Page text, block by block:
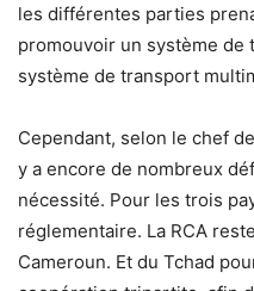
les différentes parties
promouvoir un système de
système de transport
Cependant, selon le chef
y a encore de nombreux
nécessité. Pour les trois
réglementaire. La RCA
Cameroun. Et du Tchad